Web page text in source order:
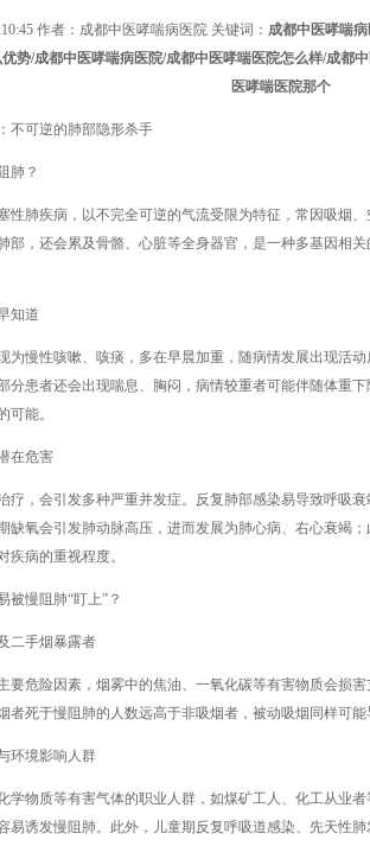
作者：成都中医哮喘病医院 关键词： 成都中医哮喘
势/成都中医哮喘病医院/成都中医哮喘医院怎么样/成都
医哮喘医院那个
不可逆的肺部隐形杀手
肺？
性肺疾病，以不完全可逆的气流受限为特征，常因吸烟
部，还会累及骨骼、心脏等全身器官，是一种多基因相
知道
为慢性咳嗽、咳痰，多在早晨加重，随病情发展出现活
分患者还会出现喘息、胸闷，病情较重者可能伴随体重
可能。
在危害
疗，会引发多种严重并发症。反复肺部感染易导致呼吸
缺氧会引发肺动脉高压，进而发展为肺心病、右心衰竭
疾病的重视程度。
被慢阻肺“盯上”？
二手烟暴露者
要危险因素，烟雾中的焦油、一氧化碳等有害物质会损
者死于慢阻肺的人数远高于非吸烟者，被动吸烟同样可能
环境影响人群
学物质等有害气体的职业人群，如煤矿工人、化工从业
易诱发慢阻肺。此外，儿童期反复呼吸道感染、先天性肺